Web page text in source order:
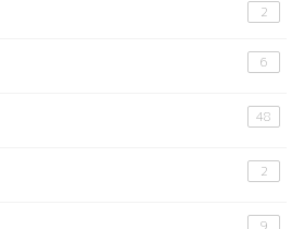
2
6
48
2